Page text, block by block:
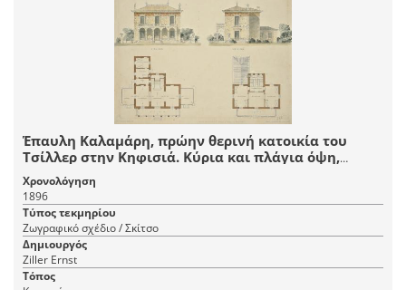
Έπαυλη Καλαμάρη, πρώην θερινή κατοικία του
Τσίλλερ στην Κηφισιά. Κύρια και πλάγια όψη,
κάτοψη ισογείου και ορόφου με τη στέγη
Χρονολόγηση
1896
Τύπος τεκμηρίου
Ζωγραφικό σχέδιο / Σκίτσο
Δημιουργός
Ziller Ernst
Τόπος